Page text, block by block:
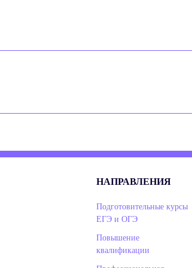
НАПРАВЛЕНИЯ
Подготовительные курсы
ЕГЭ и ОГЭ
Повышение
квалификации